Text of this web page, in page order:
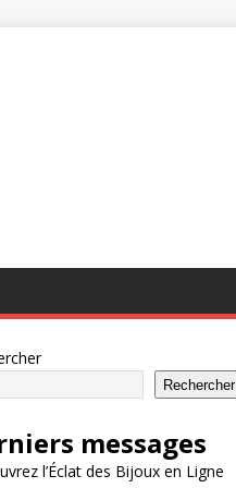
Rechercher
messages
l’Éclat des Bijoux en Ligne